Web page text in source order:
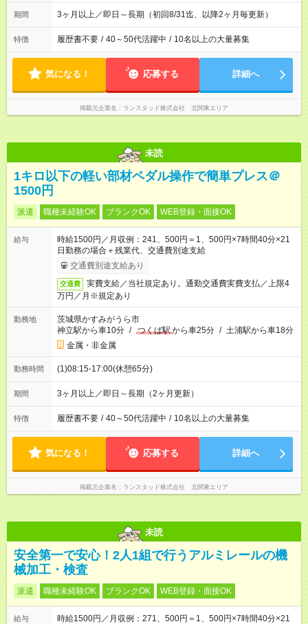
期間 3ヶ月以上／即日～長期（初回8/31迄、以降2ヶ月毎更新）
特徴 履歴書不要 / 40～50代活躍中 / 10名以上の大量募集
気になる！ 応募する 詳細へ
掲載元企業名 ランスタッド株式会社 北関東エリア
未読
1キロ以下の軽い部材ペダル操作で簡単プレス＠
1500円
派遣 職種未経験OK ブランクOK WEB登録・面接OK
給与
時給1500円／月収例：241、500円＝1、500円×7時間40分×21
日勤務の場合＋残業代、交通費別途支給
交通費別途支給あり
交通費
実費支給／当社規定あり。通勤交通費実費支払／上限4
万円／月※規定あり
勤務地
茨城県かすみがうら市
神立駅から車10分 / つくば駅から車25分 / 土浦駅から車18分
金属・非金属
勤務時間 (1)08:15-17:00(休憩65分)
期間 3ヶ月以上／即日～長期（2ヶ月更新）
特徴 履歴書不要 / 40～50代活躍中 / 10名以上の大量募集
気になる！ 応募する 詳細へ
掲載元企業名 ランスタッド株式会社 北関東エリア
未読
安全第一で安心！2人1組で行うアルミレールの機
械加工・検査
派遣 職種未経験OK ブランクOK WEB登録・面接OK
給与
時給1500円／月収例：271、500円＝1、500円×7時間40分×21